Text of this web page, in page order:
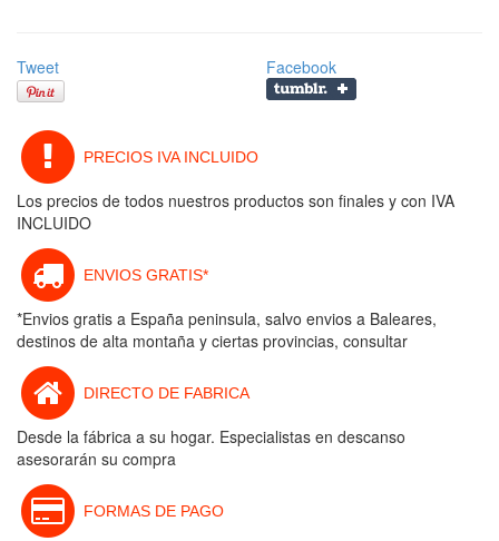
Tweet Facebook
PRECIOS IVA INCLUIDO
Los precios de todos nuestros productos son finales y con IVA
INCLUIDO
ENVIOS GRATIS*
*Envios gratis a España peninsula, salvo envios a Baleares,
destinos de alta montaña y ciertas provincias, consultar
DIRECTO DE FABRICA
Desde la fábrica a su hogar. Especialistas en descanso
asesorarán su compra
FORMAS DE PAGO